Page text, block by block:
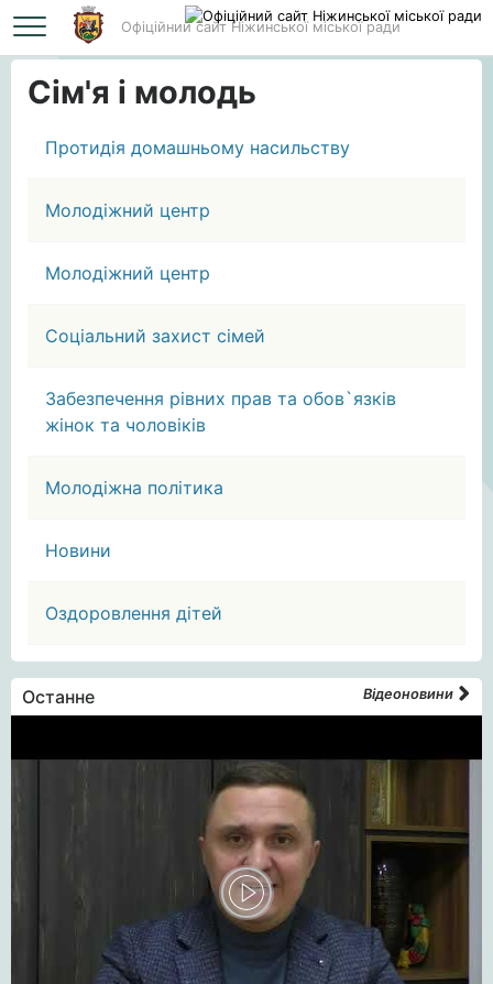
Офіційний сайт Ніжинської міської ради
Головна Сім'я і молодь
Сім'я і молодь
Протидія домашньому насильству
Молодіжний центр
Молодіжний центр
Соціальний захист сімей
Забезпечення рівних прав та обов`язків
жінок та чоловіків
Молодіжна політика
Новини
Оздоровлення дітей
Останне Відеоновини